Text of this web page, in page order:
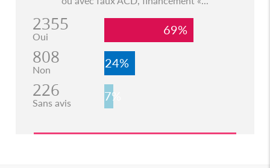
2355
Oui 69%
808
Non 24%
226
Sans avis 7%